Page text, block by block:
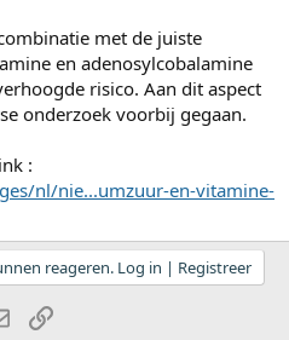
met de juiste
en adenosylcobalamine
risico. Aan dit aspect
onderzoek voorbij gegaan.
:
nl/nie...umzuur-en-vitamine-
reageren. Log in | Registreer
E-mailkoppeling